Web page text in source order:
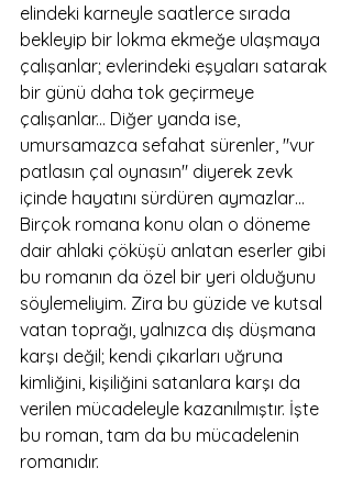
elindeki karneyle saatlerce sırada
bekleyip bir lokma ekmeğe ulaşmaya
çalışanlar; evlerindeki eşyaları satarak
bir günü daha tok geçirmeye
çalışanlar... Diğer yanda ise,
umursamazca sefahat sürenler, "vur
patlasın çal oynasın" diyerek zevk
içinde hayatını sürdüren aymazlar…
Birçok romana konu olan o döneme
dair ahlaki çöküşü anlatan eserler gibi
bu romanın da özel bir yeri olduğunu
söylemeliyim. Zira bu güzide ve kutsal
vatan toprağı, yalnızca dış düşmana
karşı değil; kendi çıkarları uğruna
kimliğini, kişiliğini satanlara karşı da
verilen mücadeleyle kazanılmıştır. İşte
bu roman, tam da bu mücadelenin
romanıdır.